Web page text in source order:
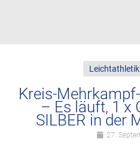
Kreis-
– Es läuft, 1 x
SILBER in der
27.